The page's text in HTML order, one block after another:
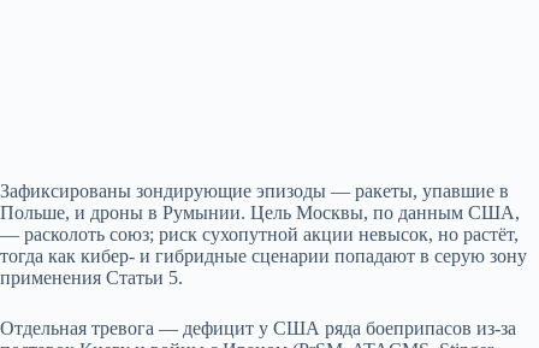
Зафиксированы зондирующие эпизоды — ракеты, упавшие в
Польше, и дроны в Румынии. Цель Москвы, по данным США,
— расколоть союз; риск сухопутной акции невысок, но растёт,
тогда как кибер- и гибридные сценарии попадают в серую зону
применения Статьи 5.
Отдельная тревога — дефицит у США ряда боеприпасов из‑за